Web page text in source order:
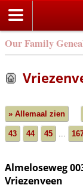
Our Family
» Allemaal zien
43 44 45 ...
Almeloseweg
Vriezenveen